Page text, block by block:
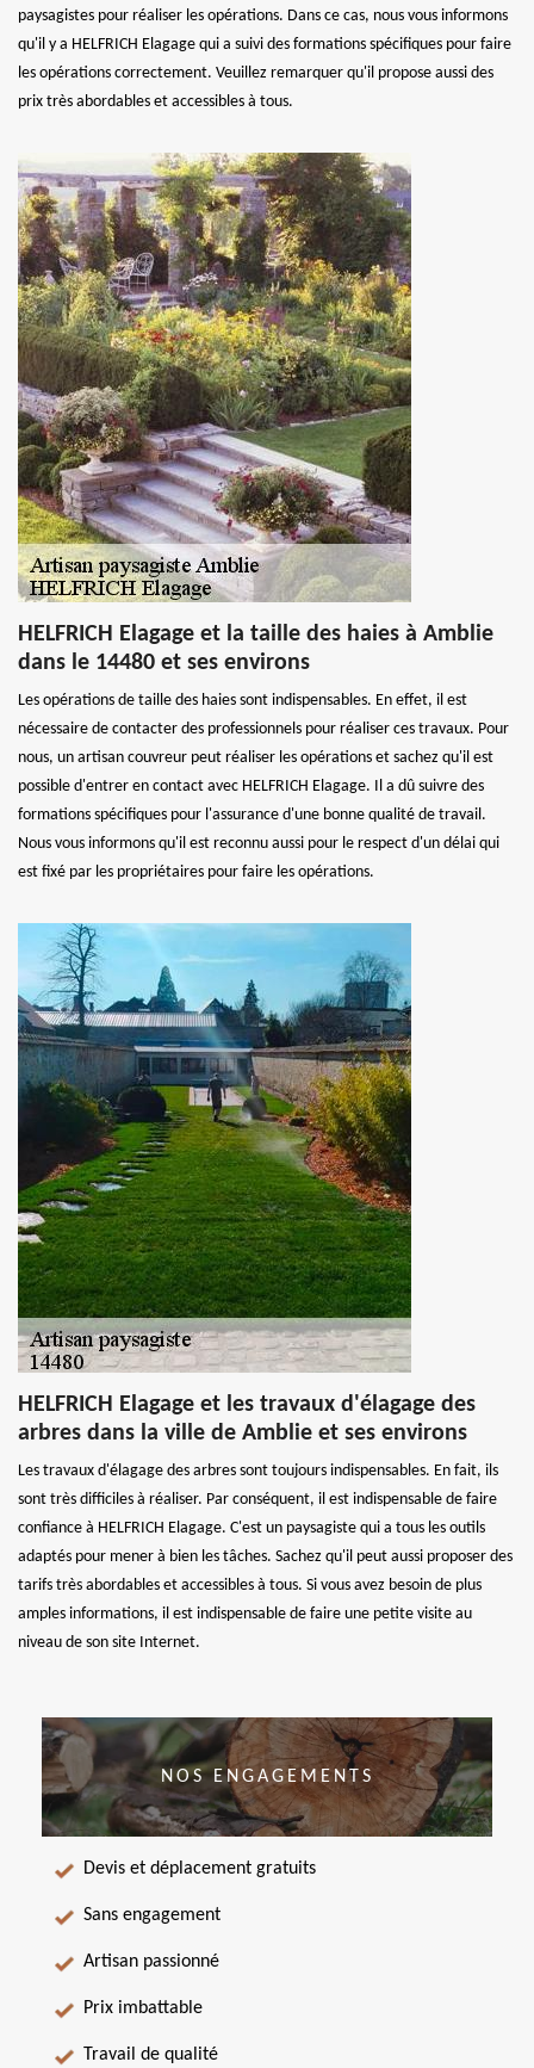
paysagistes pour réaliser les opérations. Dans ce cas, nous vous informons
qu'il y a HELFRICH Elagage qui a suivi des formations spécifiques pour faire
les opérations correctement. Veuillez remarquer qu'il propose aussi des
prix très abordables et accessibles à tous.
HELFRICH Elagage et la taille des haies à Amblie
dans le 14480 et ses environs
Les opérations de taille des haies sont indispensables. En effet, il est
nécessaire de contacter des professionnels pour réaliser ces travaux. Pour
nous, un artisan couvreur peut réaliser les opérations et sachez qu'il est
possible d'entrer en contact avec HELFRICH Elagage. Il a dû suivre des
formations spécifiques pour l'assurance d'une bonne qualité de travail.
Nous vous informons qu'il est reconnu aussi pour le respect d'un délai qui
est fixé par les propriétaires pour faire les opérations.
HELFRICH Elagage et les travaux d'élagage des
arbres dans la ville de Amblie et ses environs
Les travaux d'élagage des arbres sont toujours indispensables. En fait, ils
sont très difficiles à réaliser. Par conséquent, il est indispensable de faire
confiance à HELFRICH Elagage. C'est un paysagiste qui a tous les outils
adaptés pour mener à bien les tâches. Sachez qu'il peut aussi proposer des
tarifs très abordables et accessibles à tous. Si vous avez besoin de plus
amples informations, il est indispensable de faire une petite visite au
niveau de son site Internet.
NOS ENGAGEMENTS
Devis et déplacement gratuits
Sans engagement
Artisan passionné
Prix imbattable
Travail de qualité